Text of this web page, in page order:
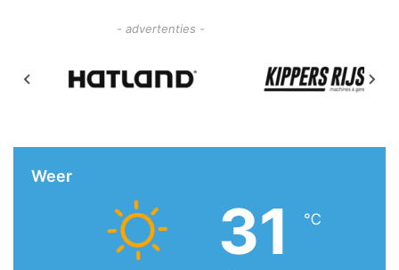
- advertenties -
Weer
31 ℃